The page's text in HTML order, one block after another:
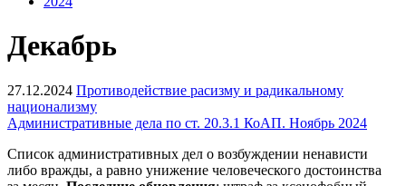
Декабрь
27.12.2024 Противодействие расизму и радикальному
национализму
Административные дела по ст. 20.3.1 КоАП. Ноябрь 2024
Список административных дел о возбуждении ненависти
либо вражды, а равно унижение человеческого достоинства